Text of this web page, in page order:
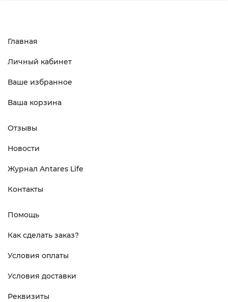
Главная
Личный кабинет
Ваше избранное
Ваша корзина
Отзывы
Новости
Журнал Antares Life
Контакты
Помощь
Как сделать заказ?
Условия оплаты
Условия доставки
Реквизиты